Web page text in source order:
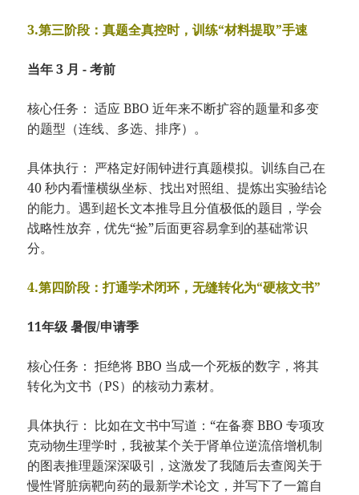
3.第三阶段：真题全真控时，训练“材料提取”手速
当年 3 月 - 考前
核心任务： 适应 BBO 近年来不断扩容的题量和多变
的题型（连线、多选、排序）。
具体执行： 严格定好闹钟进行真题模拟。训练自己在
40 秒内看懂横纵坐标、找出对照组、提炼出实验结论
的能力。遇到超长文本推导且分值极低的题目，学会
战略性放弃，优先“捡”后面更容易拿到的基础常识
分。
4.第四阶段：打通学术闭环，无缝转化为“硬核文书”
11年级 暑假/申请季
核心任务： 拒绝将 BBO 当成一个死板的数字，将其
转化为文书（PS）的核动力素材。
具体执行： 比如在文书中写道：“在备赛 BBO 专项攻
克动物生理学时，我被某个关于肾单位逆流倍增机制
的图表推理题深深吸引，这激发了我随后去查阅关于
慢性肾脏病靶向药的最新学术论文，并写下了一篇自